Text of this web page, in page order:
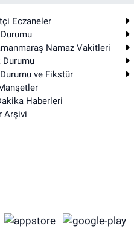
Eczaneler
Namaz Vakitleri
Durumu
ve Fikstür
Haberleri
Arşivi